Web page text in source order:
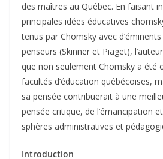
des maîtres au Québec. En faisant
principales idées éducatives
tenus par Chomsky avec
penseurs (Skinner et Piaget),
que non seulement Chomsky a été
facultés d’éducation québécoises,
sa pensée contribuerait à une
pensée critique, de l’émancipation
sphères administratives et
Introduction